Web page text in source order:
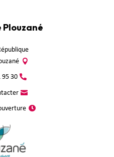
Plouzané
95 30